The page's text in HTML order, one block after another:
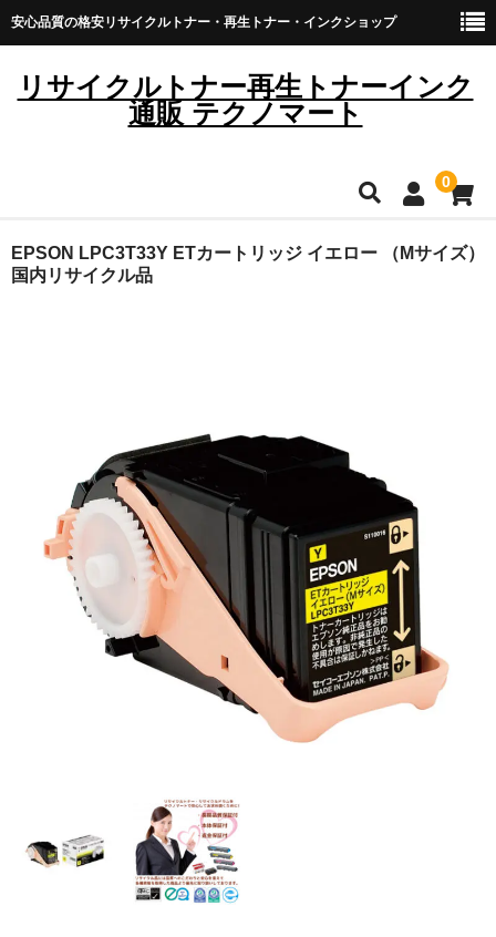
安心品質の格安リサイクルトナー・再生トナー・インクショップ
リサイクルトナー再生トナーインク
通販 テクノマート
0
HOME
リコー
OKI
富士フイルムBI
パナソニック
EPSON LPC3T33Y ETカートリッジ イエロー （Mサイズ）
国内リサイクル品